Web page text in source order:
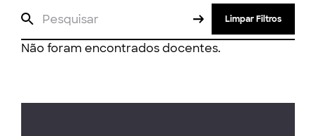
Limpar Filtros
Não foram encontrados docentes.